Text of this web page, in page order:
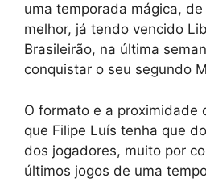
uma temporada mágica,
melhor, já tendo vencido
Brasileirão, na última
conquistar o seu segundo
O formato e a proximidade
que Filipe Luís tenha que
dos jogadores, muito por
últimos jogos de uma